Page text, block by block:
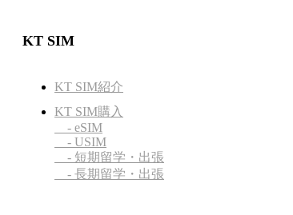
KT SIM
KT SIM紹介
KT SIM購入
- eSIM
- USIM
- 短期留学・出張
- 長期留学・出張